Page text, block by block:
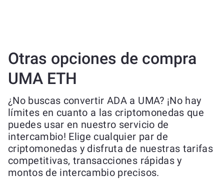
Otras opciones de compra
UMA ETH
¿No buscas convertir ADA a UMA? ¡No hay
límites en cuanto a las criptomonedas que
puedes usar en nuestro servicio de
intercambio! Elige cualquier par de
criptomonedas y disfruta de nuestras tarifas
competitivas, transacciones rápidas y
montos de intercambio precisos.